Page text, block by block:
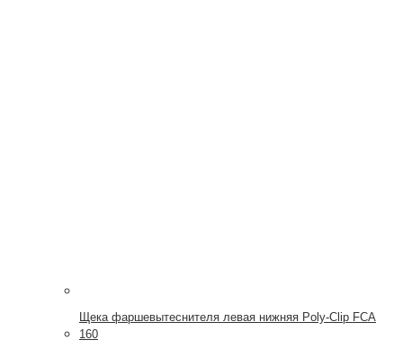
Щека фаршевытеснителя левая нижняя Poly-Clip FCA
160